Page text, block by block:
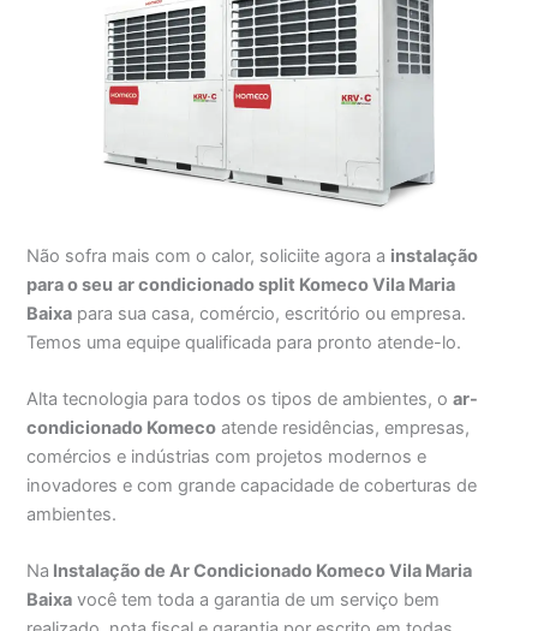
Não sofra mais com o calor, soliciite agora a instalação
para o seu ar condicionado split Komeco Vila Maria
Baixa para sua casa, comércio, escritório ou empresa.
Temos uma equipe qualificada para pronto atende-lo.
Alta tecnologia para todos os tipos de ambientes, oar-
condicionado Komeco atende residências, empresas,
comércios e indústrias com projetos modernos e
inovadores e com grande capacidade de coberturas de
ambientes.
Na Instalação de Ar Condicionado Komeco Vila Maria
Baixa você tem toda a garantia de um serviço bem